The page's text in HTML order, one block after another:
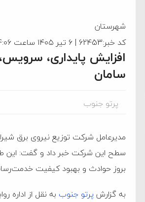
شهرستان
کد خبر:62453 | ۶ تیر ۱۴۰۵ ساعت ۱۴:۰۶
افزایش پایداری،
سامان
پرتو جنوب
مدیرعامل شرکت توزیع نیروی برق
سطح این شرکت خبر داد و گفت: این
بروز حوادث و بهبود کیفیت
به گزارش پرتو جنوب به نقل از اداره
فساد و اختلاس اموال